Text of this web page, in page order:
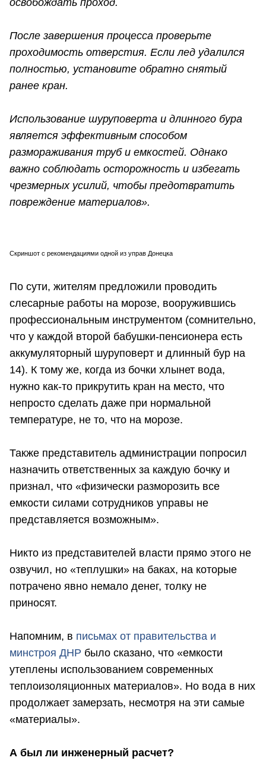
освобождать проход.
После завершения процесса проверьте
проходимость отверстия. Если лед удалился
полностью, установите обратно снятый
ранее кран.
Использование шуруповерта и длинного бура
является эффективным способом
размораживания труб и емкостей. Однако
важно соблюдать осторожность и избегать
чрезмерных усилий, чтобы предотвратить
повреждение материалов».
Скриншот с рекомендациями одной из управ Донецка
По сути, жителям предложили проводить
слесарные работы на морозе, вооружившись
профессиональным инструментом (сомнительно,
что у каждой второй бабушки-пенсионера есть
аккумуляторный шуруповерт и длинный бур на
14). К тому же, когда из бочки хлынет вода,
нужно как-то прикрутить кран на место, что
непросто сделать даже при нормальной
температуре, не то, что на морозе.
Также представитель администрации попросил
назначить ответственных за каждую бочку и
признал, что «физически разморозить все
емкости силами сотрудников управы не
представляется возможным».
Никто из представителей власти прямо этого не
озвучил, но «теплушки» на баках, на которые
потрачено явно немало денег, толку не
приносят.
Напомним, в письмах от правительства и
минстроя ДНР было сказано, что «емкости
утеплены использованием современных
теплоизоляционных материалов». Но вода в них
продолжает замерзать, несмотря на эти самые
«материалы».
А был ли инженерный расчет?